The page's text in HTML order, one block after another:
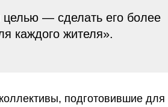
— сделать его более
каждого жителя».
подготовившие для